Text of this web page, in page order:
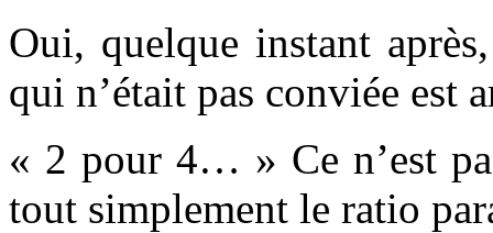
Oui, quelque instant
qui n’était pas conviée est
« 2 pour 4… » Ce n’est
tout simplement le ratio